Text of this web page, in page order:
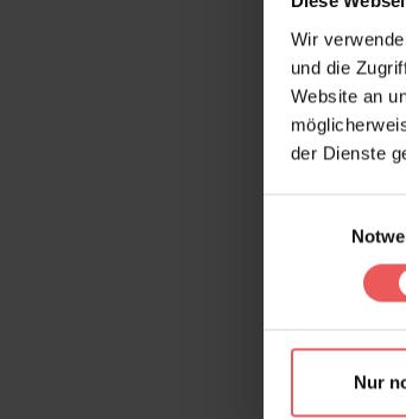
Wir
und die
Website an
der Dienste
Nur